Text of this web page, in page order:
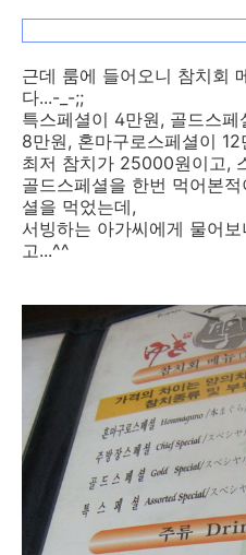
근데 룸에 들어오니 참치회
다...-_-;;
특스페셜이 4만원, 골드스
8만원, 혼마구로스페셜이 12
최저 참치가 25000원이고,
골드스페셜을 한번 먹어본
셜을 먹었는데,
서빙하는 아가씨에게 물어
고...^^